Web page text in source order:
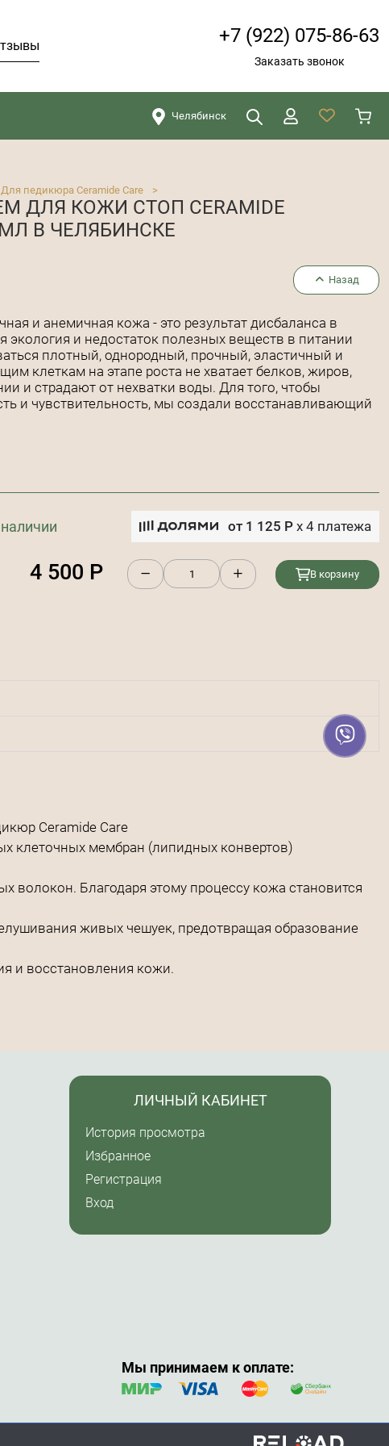
+7 (922) 075-86-63
Заказать звонок
Челябинск
Для педикюра Ceramide Care >
КОЖИ СТОП CERAMIDE
МЛ В ЧЕЛЯБИНСКЕ
Назад
и анемичная кожа - это результат дисбаланса в
экология и недостаток полезных веществ в питании
плотный, однородный, прочный, эластичный и
клеткам на этапе роста не хватает белков, жиров,
и страдают от нехватки воды. Для того, чтобы
и чувствительность, мы создали восстанавливающий
от 1 125 Р x 4 платежа
4 500 Р В корзину
Ceramide Care
клеточных мембран (липидных конвертов)
волокон. Благодаря этому процессу кожа становится
живых чешуек, предотвращая образование
и восстановления кожи.
ЛИЧНЫЙ КАБИНЕТ
История просмотра
Избранное
Регистрация
Вход
Мы принимаем к оплате: